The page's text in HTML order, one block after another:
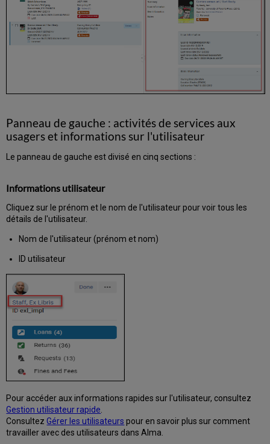
aux
usagers
Scanner
compte
de
social
le
d'expiration
de
page
Exporter
notices
Gérer
les
lecteurs
Sélectionner
un
lecteur
Modifier
les
du
lecteur
Inscrire
et
Panneau de gauche : activités de services aux
usagers et informations sur l'utilisateur
Le panneau de gauche est divisé en cinq sections :
Informations utilisateur
Cliquez sur le prénom et le nom de l'utilisateur pour voir tous les
détails de l'utilisateur.
Nom de l'utilisateur (prénom et nom)
ID utilisateur
Pour accéder aux informations rapides sur l'utilisateur, consultez
Gestion utilisateur rapide
ConsultezGérer les utilisateurs pour en savoir plus sur comment
travailler avec des utilisateurs dans Alma.